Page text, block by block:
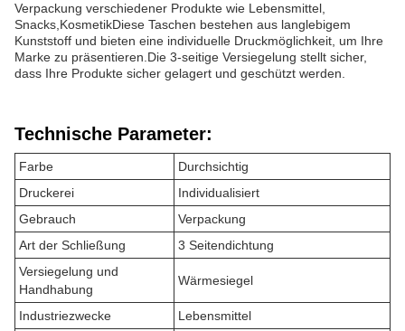
Verpackung verschiedener Produkte wie Lebensmittel,
Snacks,KosmetikDiese Taschen bestehen aus langlebigem
Kunststoff und bieten eine individuelle Druckmöglichkeit, um Ihre
Marke zu präsentieren.Die 3-seitige Versiegelung stellt sicher,
dass Ihre Produkte sicher gelagert und geschützt werden.
Technische Parameter:
Farbe
Durchsichtig
Druckerei
Individualisiert
Gebrauch
Verpackung
Art der Schließung
3 Seitendichtung
Versiegelung und
Handhabung
Wärmesiegel
Industriezwecke Lebensmittel